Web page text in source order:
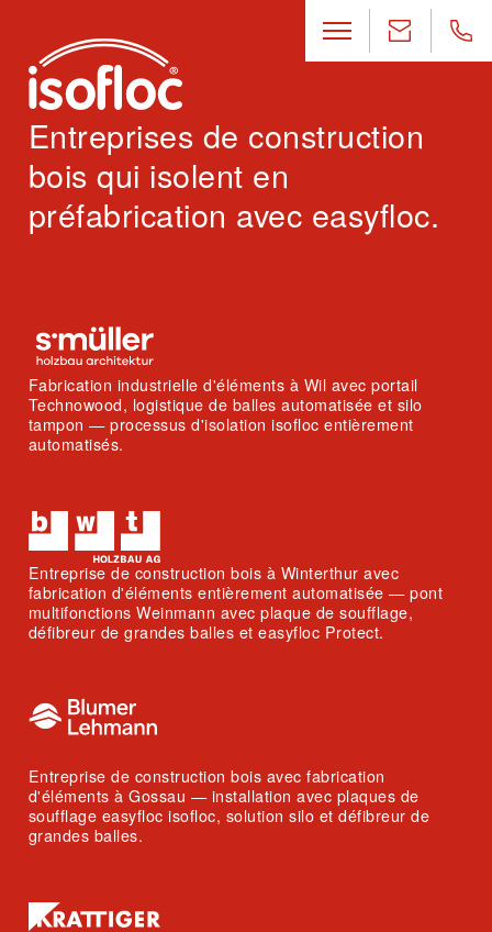
Entreprises de construction
bois qui isolent en
préfabrication avec easyfloc.
Fabrication industrielle d'éléments à Wil avec portail
Technowood, logistique de balles automatisée et silo
tampon — processus d'isolation isofloc entièrement
automatisés.
Entreprise de construction bois à Winterthur avec
fabrication d'éléments entièrement automatisée — pont
multifonctions Weinmann avec plaque de soufflage,
défibreur de grandes balles et easyfloc Protect.
Entreprise de construction bois avec fabrication
d'éléments à Gossau — installation avec plaques de
soufflage easyfloc isofloc, solution silo et défibreur de
grandes balles.